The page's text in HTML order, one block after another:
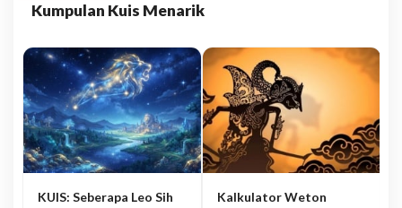
Kumpulan Kuis Menarik
KUIS: Seberapa Leo Sih
Kalkulator Weton